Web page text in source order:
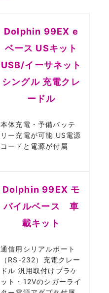
Dolphin 99EX e
ベース USキット
USB/イーサネット
シングル 充電クレ
ードル
本体充電・予備バッテ
リー充電が可能 US電源
コードと電源が付属
Dolphin 99EX モ
バイルベース 車
載キット
通信用シリアルポート
（RS-232）充電クレー
ドル 汎用取付けブラケ
ット・12Vのシガーライ